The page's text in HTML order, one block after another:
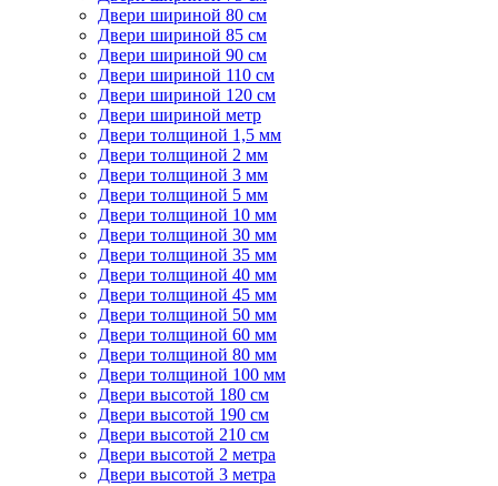
Двери шириной 80 см
Двери шириной 85 см
Двери шириной 90 см
Двери шириной 110 см
Двери шириной 120 см
Двери шириной метр
Двери толщиной 1,5 мм
Двери толщиной 2 мм
Двери толщиной 3 мм
Двери толщиной 5 мм
Двери толщиной 10 мм
Двери толщиной 30 мм
Двери толщиной 35 мм
Двери толщиной 40 мм
Двери толщиной 45 мм
Двери толщиной 50 мм
Двери толщиной 60 мм
Двери толщиной 80 мм
Двери толщиной 100 мм
Двери высотой 180 см
Двери высотой 190 см
Двери высотой 210 см
Двери высотой 2 метра
Двери высотой 3 метра